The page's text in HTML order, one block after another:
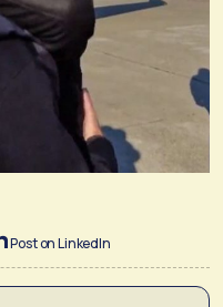
Post on LinkedIn